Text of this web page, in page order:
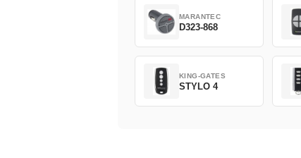
MARANTEC
D323-868
KING-GATES
STYLO 4